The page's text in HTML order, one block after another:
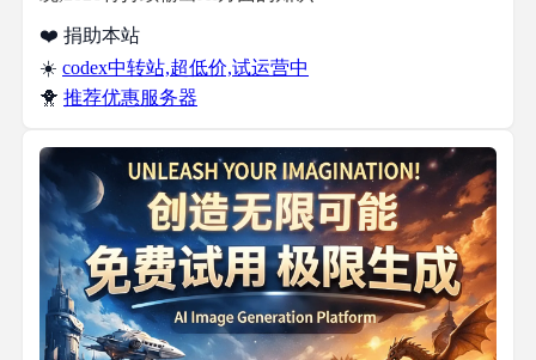
❤️ 捐助本站
☀️ codex中转站,超低价,试运营中
🐥 推荐优惠服务器